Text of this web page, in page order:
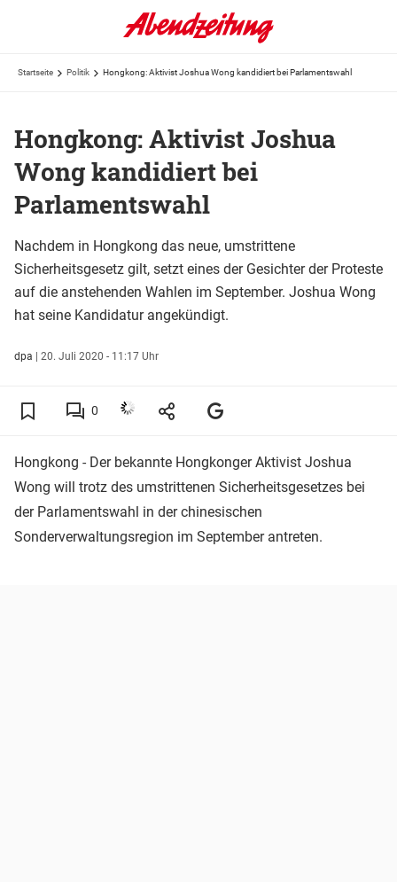
Startseite Politik Hongkong: Aktivist Joshua Wong kandidiert bei Parlamentswahl
Hongkong: Aktivist Joshua
Wong kandidiert bei
Parlamentswahl
Nachdem in Hongkong das neue, umstrittene
Sicherheitsgesetz gilt, setzt eines der Gesichter der Proteste
auf die anstehenden Wahlen im September. Joshua Wong
hat seine Kandidatur angekündigt.
dpa | 20. Juli 2020 - 11:17 Uhr
0
Hongkong - Der bekannte Hongkonger Aktivist Joshua
Wong will trotz des umstrittenen Sicherheitsgesetzes bei
der Parlamentswahl in der chinesischen
Sonderverwaltungsregion im September antreten.